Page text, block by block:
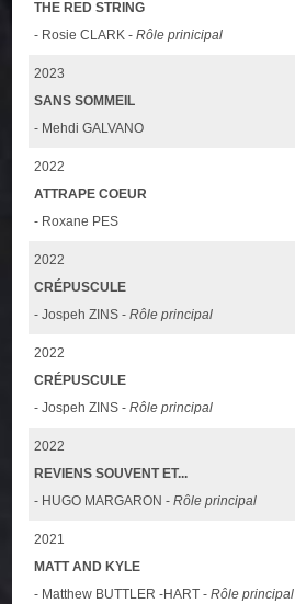
THE RED STRING
- Rosie CLARK -Rôle prinicipal
2023
SANS SOMMEIL
- Mehdi GALVANO
2022
ATTRAPE COEUR
- Roxane PES
2022
CRÉPUSCULE
- Jospeh ZINS -Rôle principal
2022
CRÉPUSCULE
- Jospeh ZINS -Rôle principal
2022
REVIENS SOUVENT ET...
- HUGO MARGARON -Rôle principal
2021
MATT AND KYLE
- Matthew BUTTLER -HART -Rôle principal